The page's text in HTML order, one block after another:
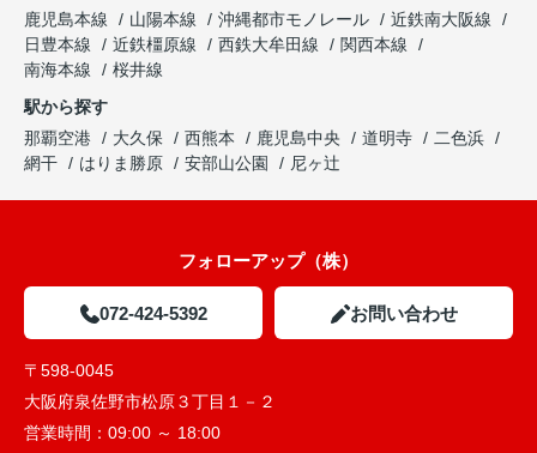
鹿児島本線
山陽本線 沖縄都市モノレール
近鉄南大阪線
日豊本線
近鉄橿原線 西鉄大牟田線
関西本線
南海本線
桜井線
駅から探す
那覇空港
大久保 西熊本 鹿児島中央 道明寺
二色浜
網干
はりま勝原 安部山公園 尼ヶ辻
フォローアップ（株）
072-424-5392 お問い合わせ
〒598-0045
大阪府泉佐野市松原３丁目１－２
営業時間： 09:00 ～ 18:00